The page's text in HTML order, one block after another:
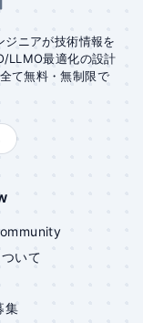
ジニアが技術情報を
LLMO最適化の設計
て無料・無制限で
いて
集